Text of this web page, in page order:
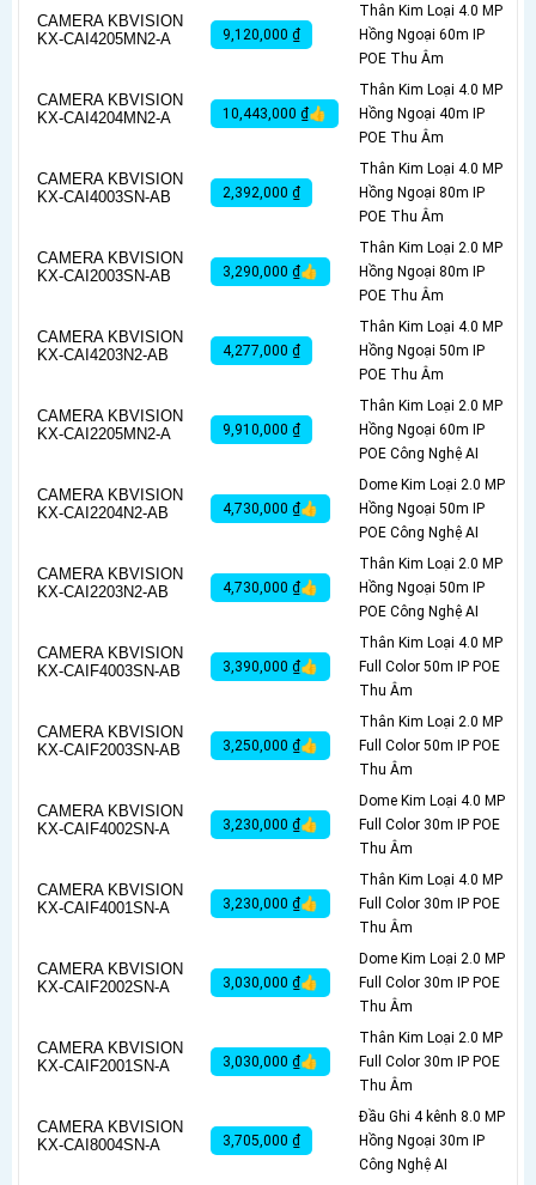
CAMERA KBVISION
KX-CAI4205MN2-A
9,120,000 ₫
Thân Kim Loại 4.0 MP
Hồng Ngoại 60m IP
POE Thu Âm
CAMERA KBVISION
KX-CAI4204MN2-A
10,443,000 ₫👍
Thân Kim Loại 4.0 MP
Hồng Ngoại 40m IP
POE Thu Âm
CAMERA KBVISION
KX-CAI4003SN-AB
2,392,000 ₫
Thân Kim Loại 4.0 MP
Hồng Ngoại 80m IP
POE Thu Âm
CAMERA KBVISION
KX-CAI2003SN-AB
3,290,000 ₫👍
Thân Kim Loại 2.0 MP
Hồng Ngoại 80m IP
POE Thu Âm
CAMERA KBVISION
KX-CAI4203N2-AB
4,277,000 ₫
Thân Kim Loại 4.0 MP
Hồng Ngoại 50m IP
POE Thu Âm
CAMERA KBVISION
KX-CAI2205MN2-A
9,910,000 ₫
Thân Kim Loại 2.0 MP
Hồng Ngoại 60m IP
POE Công Nghệ AI
CAMERA KBVISION
KX-CAI2204N2-AB
4,730,000 ₫👍
Dome Kim Loại 2.0 MP
Hồng Ngoại 50m IP
POE Công Nghệ AI
CAMERA KBVISION
KX-CAI2203N2-AB
4,730,000 ₫👍
Thân Kim Loại 2.0 MP
Hồng Ngoại 50m IP
POE Công Nghệ AI
CAMERA KBVISION
KX-CAIF4003SN-AB
3,390,000 ₫👍
Thân Kim Loại 4.0 MP
Full Color 50m IP POE
Thu Âm
CAMERA KBVISION
KX-CAIF2003SN-AB
3,250,000 ₫👍
Thân Kim Loại 2.0 MP
Full Color 50m IP POE
Thu Âm
CAMERA KBVISION
KX-CAIF4002SN-A
3,230,000 ₫👍
Dome Kim Loại 4.0 MP
Full Color 30m IP POE
Thu Âm
CAMERA KBVISION
KX-CAIF4001SN-A
3,230,000 ₫👍
Thân Kim Loại 4.0 MP
Full Color 30m IP POE
Thu Âm
CAMERA KBVISION
KX-CAIF2002SN-A
3,030,000 ₫👍
Dome Kim Loại 2.0 MP
Full Color 30m IP POE
Thu Âm
CAMERA KBVISION
KX-CAIF2001SN-A
3,030,000 ₫👍
Thân Kim Loại 2.0 MP
Full Color 30m IP POE
Thu Âm
CAMERA KBVISION
KX-CAI8004SN-A
3,705,000 ₫
Đầu Ghi 4 kênh 8.0 MP
Hồng Ngoại 30m IP
Công Nghệ AI